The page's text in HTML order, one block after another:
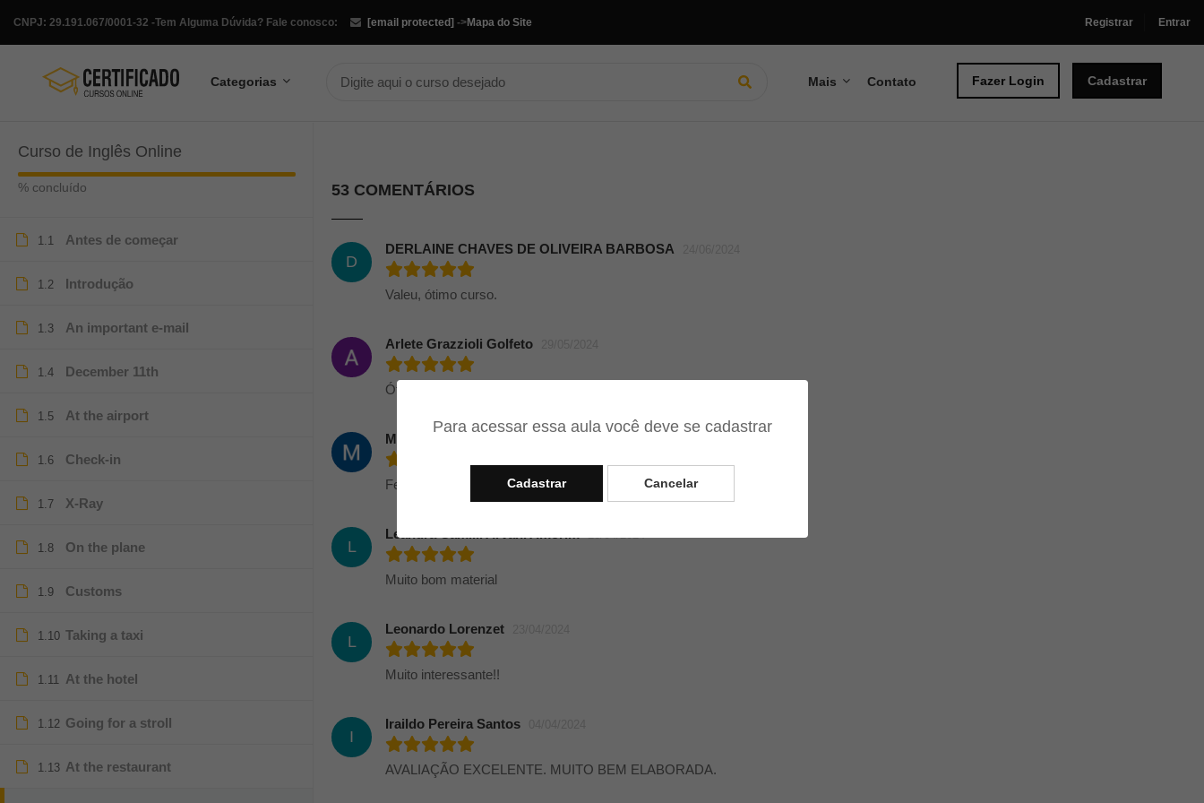
Para acessar essa aula você deve se cadastrar
Cadastrar Cancelar
Tem Alguma Dúvida? Fale conosco: [email protected]
CNPJ: 29.191.067/0001-32 - ->Mapa do Site Registrar Entrar
Categorias Mais Contato Fazer Login Cadastrar
Curso de Inglês Online
% concluído
1.1 Antes de começar
1.2 Introdução
1.3 An important e-mail
1.4 December 11th
1.5 At the airport
1.6 Check-in
1.7 X-Ray
1.8 On the plane
1.9 Customs
1.10 Taking a taxi
1.11 At the hotel
1.12 Going for a stroll
1.13 At the restaurant
53 COMENTÁRIOS
D
DERLAINE CHAVES DE OLIVEIRA BARBOSA
Valeu, ótimo curso.
Arlete Grazzioli Golfeto
Ótimo curso, mesmo para iniciante na língua. Valeu!!!
Miguel Paulo Junior
Fenomenal!
L
Leandra Camilli Arvani Amorim 26/04/2024
Muito bom material
L
Leonardo Lorenzet
Muito interessante!!
I
Iraildo Pereira Santos
AVALIAÇÃO EXCELENTE. MUITO BEM ELABORADA.